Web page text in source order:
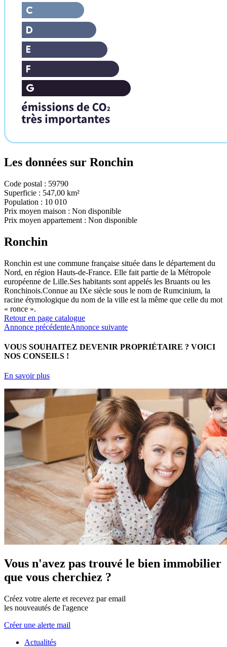
Les données sur Ronchin
Code postal : 59790
Superficie : 547,00 km²
Population : 10 010
Prix moyen maison : Non disponible
Prix moyen appartement : Non disponible
Ronchin
Ronchin est une commune française située dans le département du
Nord, en région Hauts-de-France. Elle fait partie de la Métropole
européenne de Lille.Ses habitants sont appelés les Bruants ou les
Ronchinois.Connue au IXe siècle sous le nom de Rumcinium, la
racine étymologique du nom de la ville est la même que celle du mot
« ronce ».
Retour en page catalogue
Annonce précédenteAnnonce suivante
VOUS SOUHAITEZ DEVENIR PROPRIÉTAIRE ? VOICI
NOS CONSEILS !
En savoir plus
Vous n'avez pas trouvé le bien immobilier
que vous cherchiez ?
Créez votre alerte et recevez par email
les nouveautés de l'agence
Créer une alerte mail
Actualités